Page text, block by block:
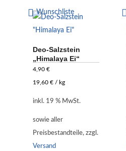
Wunschliste
Deo-Salzstein
„Himalaya Ei“
4,90 €
19,60 €/ kg
inkl. 19 % MwSt.
sowie aller
Preisbestandteile, zzgl.
Versand